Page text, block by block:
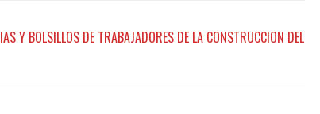
Y BOLSILLOS DE TRABAJADORES DE LA CONSTRUCCION DEL